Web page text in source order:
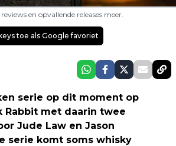
en opvallende releases meer.
toe als Google favoriet
serie op dit moment op
Rabbit met daarin twee
Jude Law en Jason
serie komt soms whisky